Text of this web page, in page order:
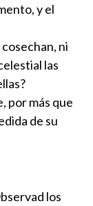
y el
ni
las
por más que
de su
los